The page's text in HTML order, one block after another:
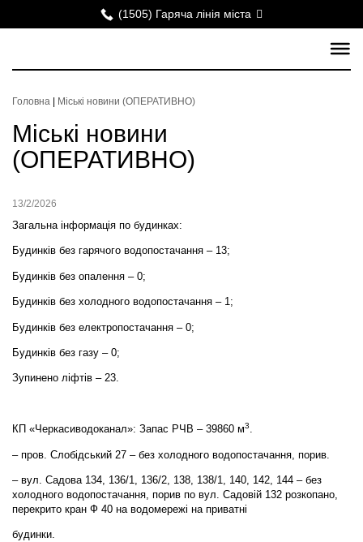
(1505) Гаряча лінія міста
Головна Міські новини (ОПЕРАТИВНО)
Міські новини
(ОПЕРАТИВНО)
13/2/2026
Загальна інформація по будинках:
Будинків без гарячого водопостачання – 13;
Будинків без опалення – 0;
Будинків без холодного водопостачання – 1;
Будинків без електропостачання – 0;
Будинків без газу – 0;
Зупинено ліфтів – 23.
КП «Черкасиводоканал»: Запас РЧВ – 39860 м3.
– пров. Слобідський 27 – без холодного водопостачання, порив.
– вул. Садова 134, 136/1, 136/2, 138, 138/1, 140, 142, 144 – без
холодного водопостачання, порив по вул. Садовій 132 розкопано,
перекрито кран Ф 40 на водомережі на приватні
будинки.